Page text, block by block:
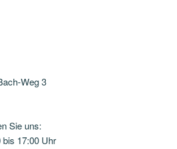
Weg 3
Sie uns:
bis 17:00 Uhr